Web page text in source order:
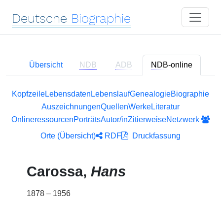
Deutsche Biographie
Übersicht NDB ADB NDB-online
KopfzeileLebensdaten LebenslaufGenealogieBiographie
AuszeichnungenQuellenWerkeLiteratur
OnlineressourcenPorträtsAutor/inZitierweiseNetzwerk
Orte (Übersicht)
RDF Druckfassung
Carossa, Hans
1878 – 1956